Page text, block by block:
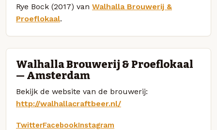
Rye Bock (2017) van Walhalla Brouwerij &
Proeflokaal.
Walhalla Brouwerij & Proeflokaal
— Amsterdam
Bekijk de website van de brouwerij:
http://walhallacraftbeer.nl/
TwitterFacebookInstagram